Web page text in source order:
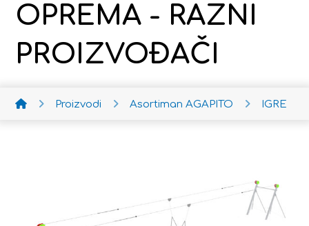
OPREMA - RAZNI
PROIZVOĐAČI
Proizvodi Asortiman AGAPITO IGRE